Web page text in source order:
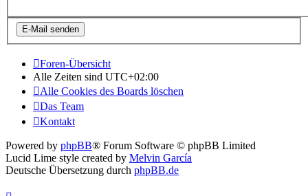
Foren-Übersicht
Alle Zeiten sind UTC+02:00
Alle Cookies des Boards löschen
Das Team
Kontakt
Powered by phpBB® Forum Software © phpBB Limited
Lucid Lime style created by Melvin García
Deutsche Übersetzung durch phpBB.de